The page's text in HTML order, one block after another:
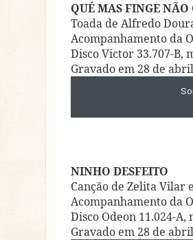
QUÉ MAS FINGE NÃO
Toada de Alfredo
Acompanhamento da
Disco Victor 33.707-B,
Gravado em 28 de
NINHO DESFEITO
Canção de Zelita Vilar
Acompanhamento da
Disco Odeon 11.024-A,
Gravado em 28 de